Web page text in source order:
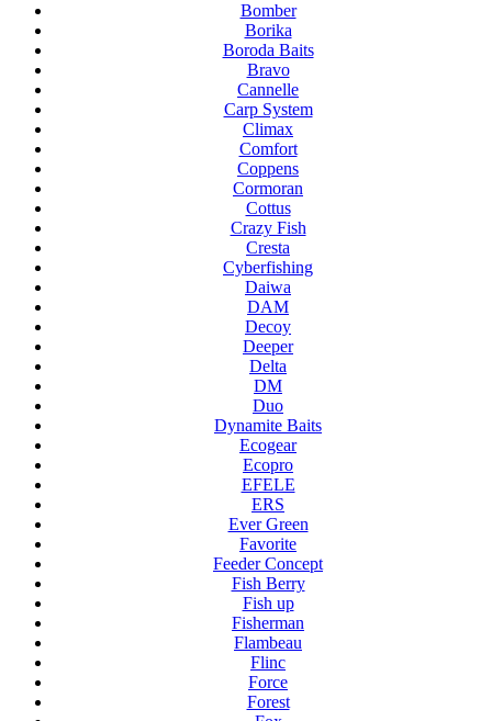
Bomber
Borika
Boroda Baits
Bravo
Cannelle
Carp System
Climax
Comfort
Coppens
Cormoran
Cottus
Crazy Fish
Cresta
Cyberfishing
Daiwa
DAM
Decoy
Deeper
Delta
DM
Duo
Dynamite Baits
Ecogear
Ecopro
EFELE
ERS
Ever Green
Favorite
Feeder Concept
Fish Berry
Fish up
Fisherman
Flambeau
Flinc
Force
Forest